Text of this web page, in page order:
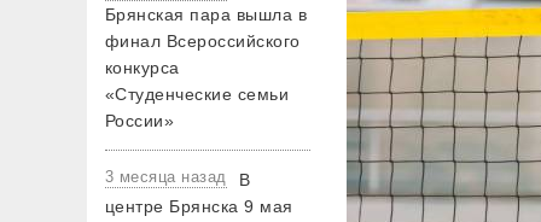
Брянская пара вышла в
финал Всероссийского
конкурса
«Студенческие семьи
России»
3 месяца назад
В
центре Брянска 9 мая